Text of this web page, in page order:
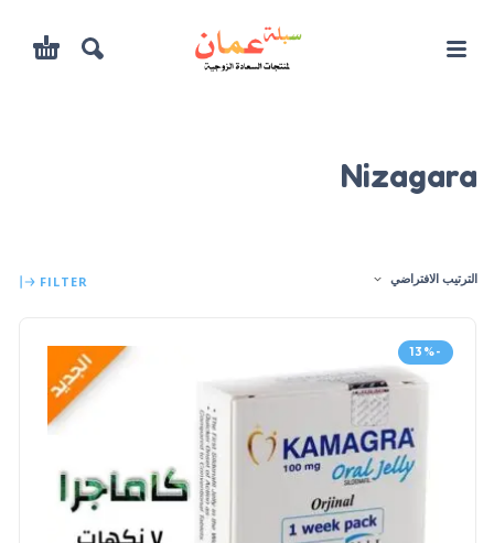
Nizagara
الترتيب الافتراضي FILTER
-13%